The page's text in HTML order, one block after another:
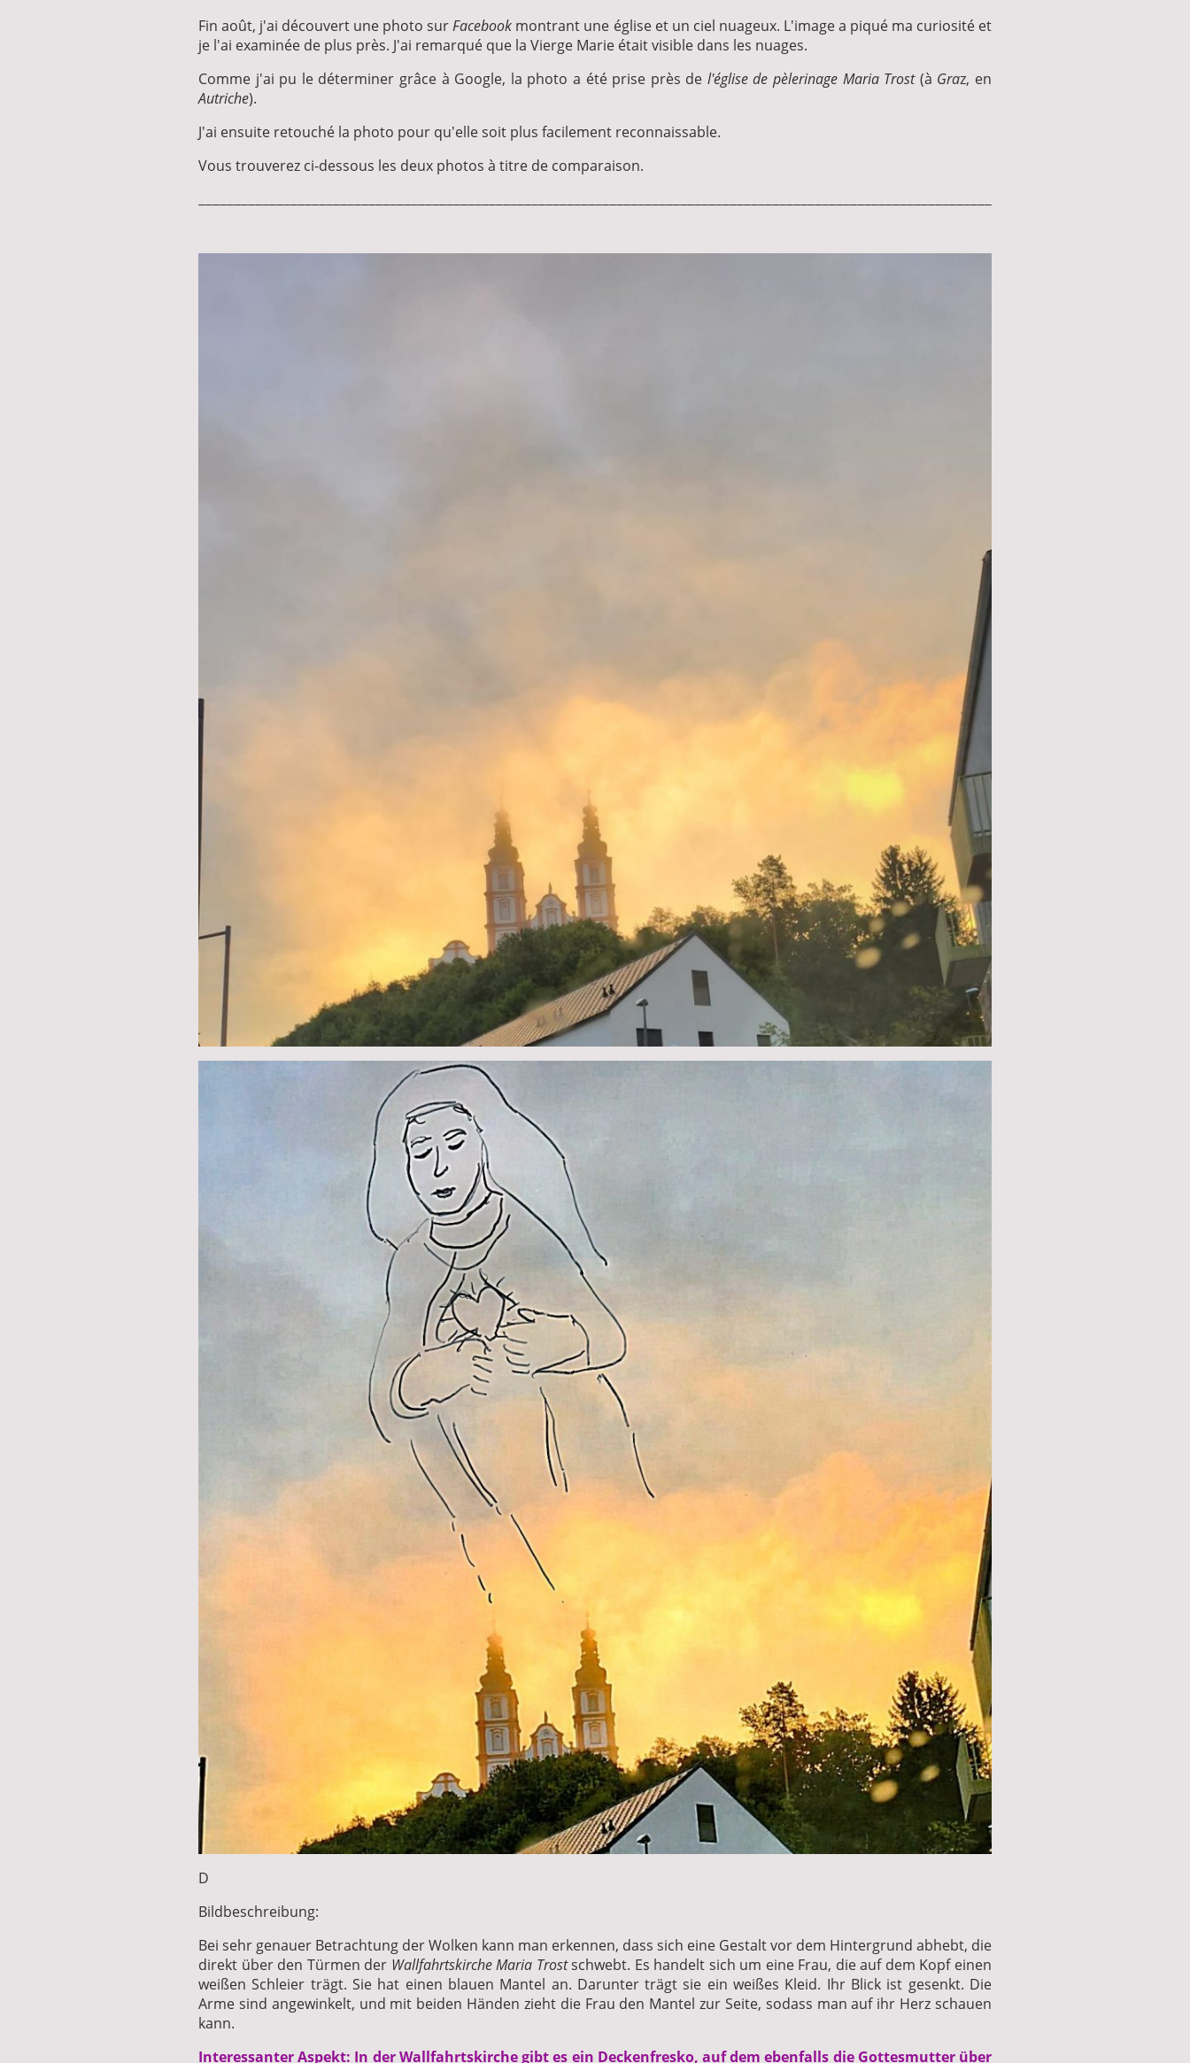
Fin août, j'ai découvert une photo surFacebook montrant une église et un ciel nuageux. L'image a piqué ma curiosité et
je l'ai examinée de plus près. J'ai remarqué que la Vierge Marie était visible dans les nuages.
Comme j'ai pu le déterminer grâce à Google, la photo a été prise près de l'église de pèlerinage Maria Trost(à Graz, en
Autriche).
J'ai ensuite retouché la photo pour qu'elle soit plus facilement reconnaissable.
Vous trouverez ci-dessous les deux photos à titre de comparaison.
D
Bildbeschreibung:
Bei sehr genauer Betrachtung der Wolken kann man erkennen, dass sich eine Gestalt vor dem Hintergrund abhebt, die
direkt über den Türmen der Wallfahrtskirche Maria Trostschwebt. Es handelt sich um eine Frau, die auf dem Kopf einen
weißen Schleier trägt. Sie hat einen blauen Mantel an. Darunter trägt sie ein weißes Kleid. Ihr Blick ist gesenkt. Die
Arme sind angewinkelt, und mit beiden Händen zieht die Frau den Mantel zur Seite, sodass man auf ihr Herz schauen
kann.
Interessanter Aspekt: In der Wallfahrtskirche gibt es ein Deckenfresko, auf dem ebenfalls die Gottesmutter über